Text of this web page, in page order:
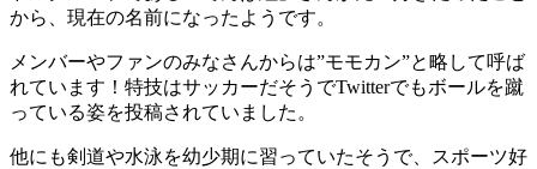
から、現在の名前になったようです。
メンバーやファンのみなさんからは”モモカン”と略して呼ば
れています！特技はサッカーだそうでTwitterでもボールを蹴
っている姿を投稿されていました。
他にも剣道や水泳を幼少期に習っていたそうで、スポーツ好